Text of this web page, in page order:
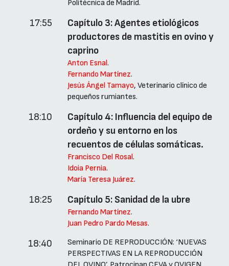
Politécnica de Madrid.
17:55
Capítulo 3: Agentes etiológicos
productores de mastitis en ovino y
caprino
Anton Esnal.
Fernando Martínez.
Jesús Ángel Tamayo, Veterinario clínico de
pequeños rumiantes.
18:10
Capítulo 4: Influencia del equipo de
ordeño y su entorno en los
recuentos de células somáticas.
Francisco Del Rosal.
Idoia Pernia.
María Teresa Juárez.
18:25 Capítulo 5: Sanidad de la ubre
Fernando Martínez.
Juan Pedro Pardo Mesas.
18:40
Seminario DE REPRODUCCIÓN: ‘NUEVAS
PERSPECTIVAS EN LA REPRODUCCIÓN